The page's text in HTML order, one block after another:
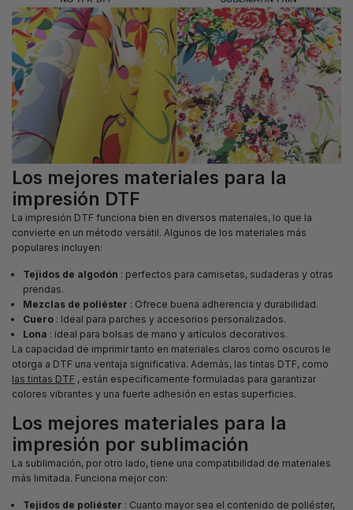
Los mejores materiales para la
impresión DTF
La impresión DTF funciona bien en diversos materiales, lo que la
convierte en un método versátil. Algunos de los materiales más
populares incluyen:
Tejidos de algodón : perfectos para camisetas, sudaderas y otras
prendas.
Mezclas de poliéster : Ofrece buena adherencia y durabilidad.
Cuero : Ideal para parches y accesorios personalizados.
Lona : ideal para bolsas de mano y artículos decorativos.
La capacidad de imprimir tanto en materiales claros como oscuros le
otorga a DTF una ventaja significativa. Además, las tintas DTF, como
las tintas DTF , están específicamente formuladas para garantizar
colores vibrantes y una fuerte adhesión en estas superficies.
Los mejores materiales para la
impresión por sublimación
La sublimación, por otro lado, tiene una compatibilidad de materiales
más limitada. Funciona mejor con:
Tejidos de poliéster : Cuanto mayor sea el contenido de poliéster,